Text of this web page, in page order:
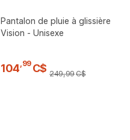
Pantalon de pluie à glissière
Vision - Unisexe
104 99 C$ 249,99C$